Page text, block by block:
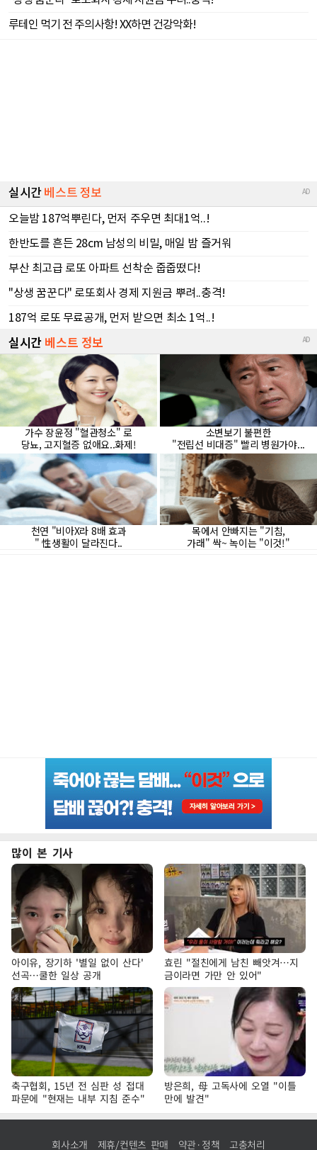
많이 본 기사
아이유, 장기하 '별일 없이 산다'
선곡…쿨한 일상 공개
효린 "절친에게 남친 빼앗겨…지
금이라면 가만 안 있어"
축구협회, 15년 전 심판 성 접대
파문에 "현재는 내부 지침 준수"
방은희, 母 고독사에 오열 "이틀
만에 발견"
회사소개 제휴/컨텐츠 판매 약관·정책 고충처리